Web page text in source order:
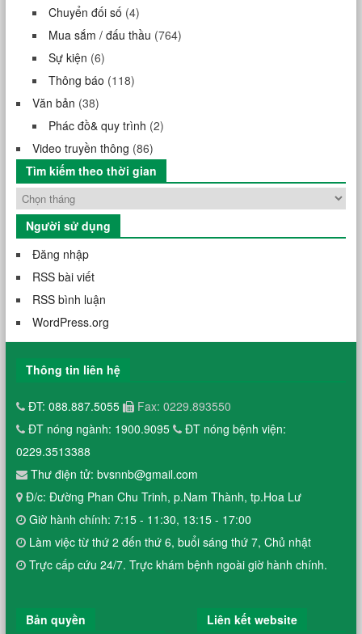
Chuyển đối số (4)
Mua sắm / đấu thầu (764)
Sự kiện (6)
Thông báo (118)
Văn bản (38)
Phác đồ& quy trình (2)
Video truyền thông (86)
Tìm kiếm theo thời gian
Người sử dụng
Đăng nhập
RSS bài viết
RSS bình luận
WordPress.org
Thông tin liên hệ
ĐT: 088.887.5055
Fax: 0229.893550
ĐT nóng ngành: 1900.9095
ĐT nóng bệnh viện:
0229.3513388
Thư điện tử: bvsnnb@gmail.com
Đ/c: Đường Phan Chu Trinh, p.Nam Thành, tp.Hoa Lư
Giờ hành chính: 7:15 - 11:30, 13:15 - 17:00
Làm việc từ thứ 2 đến thứ 6, buổi sáng thứ 7, Chủ nhật
Trực cấp cứu 24/7. Trực khám bệnh ngoài giờ hành chính.
Bản quyền Liên kết website